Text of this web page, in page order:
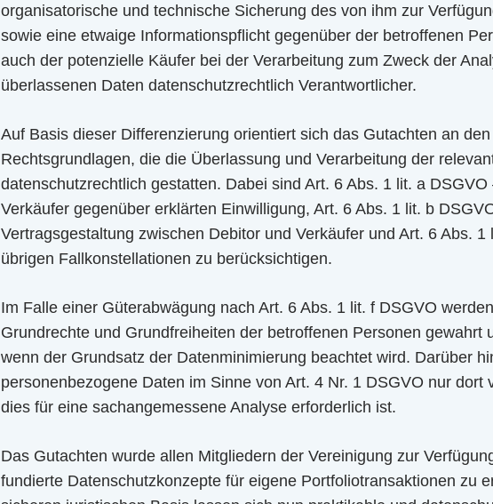
organisatorische und technische Sicherung des von ihm zur
sowie eine etwaige Informationspflicht gegenüber der betroffenen
auch der potenzielle Käufer bei der Verarbeitung zum Zweck der
überlassenen Daten datenschutzrechtlich Verantwortlicher.
Auf Basis dieser Differenzierung orientiert sich das Gutachten an
Rechtsgrundlagen, die die Überlassung und Verarbeitung der
datenschutzrechtlich gestatten. Dabei sind Art. 6 Abs. 1 lit. a
Verkäufer gegenüber erklärten Einwilligung, Art. 6 Abs. 1 lit. b
Vertragsgestaltung zwischen Debitor und Verkäufer und Art. 6 Abs.
übrigen Fallkonstellationen zu berücksichtigen.
Im Falle einer Güterabwägung nach Art. 6 Abs. 1 lit. f DSGVO
Grundrechte und Grundfreiheiten der betroffenen Personen gewahrt
wenn der Grundsatz der Datenminimierung beachtet wird. Darüber
personenbezogene Daten im Sinne von Art. 4 Nr. 1 DSGVO nur dort
dies für eine sachangemessene Analyse erforderlich ist.
Das Gutachten wurde allen Mitgliedern der Vereinigung zur
fundierte Datenschutzkonzepte für eigene Portfoliotransaktionen zu